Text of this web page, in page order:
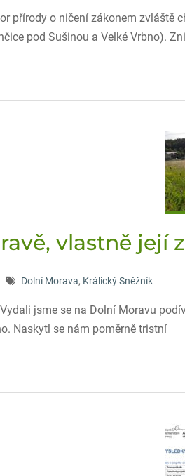
přírody o ničení zákonem
pod Sušinou a Velké Vrbno).
vlastně její
Dolní Morava, Králický Sněžník
jsme se na Dolní Moravu
Naskytl se nám poměrně tristní